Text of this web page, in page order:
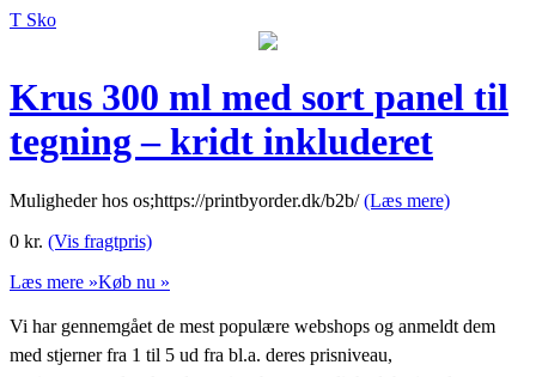
T Sko
Krus 300 ml med sort panel til
tegning – kridt inkluderet
Muligheder hos os;https://printbyorder.dk/b2b/(Læs mere)
0 kr. (Vis fragtpris)
Læs mere »Køb nu »
Vi har gennemgået de mest populære webshops og anmeldt dem
med stjerner fra 1 til 5 ud fra bl.a. deres prisniveau,